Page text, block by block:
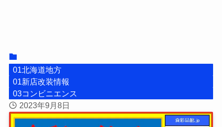
01北海道地方
01新店改装情報
03コンビニエンス
2023年9月8日